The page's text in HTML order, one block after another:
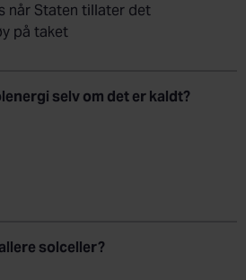
når Staten tillater det
på taket
selv om det er kaldt?
solceller?